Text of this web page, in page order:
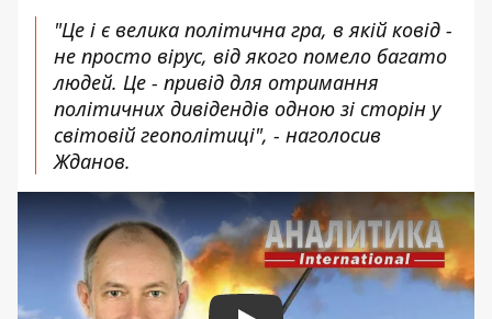
"Це і є велика політична гра, в якій ковід -
не просто вірус, від якого помело багато
людей. Це - привід для отримання
політичних дивідендів одною зі сторін у
світовій геополітиці", - наголосив
Жданов.